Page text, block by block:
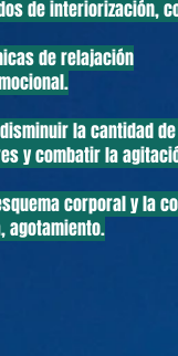
de interiorización,
de relajación
la cantidad
y combatir la
corporal y la
agotamiento.